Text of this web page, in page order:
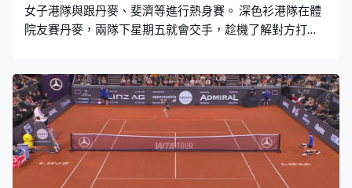
女子港隊與跟丹麥、斐濟等進行熱身賽。 深色衫港隊在體
院友賽丹麥，兩隊下星期五就會交手，趁機了解對方打
進，拉也拉不住，跑足大半場達陣。 正式名單星期日公
布，港隊球員把握最後機會爭取表現，與丹麥互有達陣。
港隊還有與勁旅斐濟打練習賽，面對傳統強隊，港隊都有
力一戰。莊嘉欣發力甩開對手，成功取分。 斐濟打的世界
系列賽今年就新設三站錦標賽，首站17至19日在啟德主場
館舉行。